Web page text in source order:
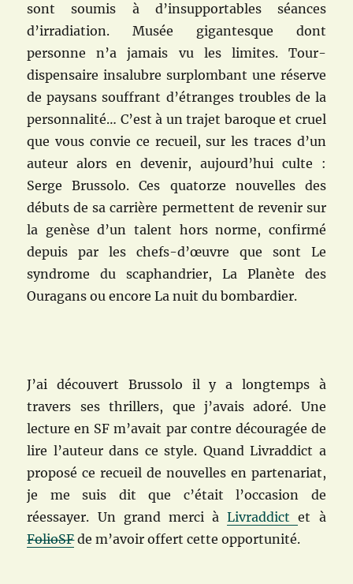
sont soumis à d’insupportables séances
d’irradiation. Musée gigantesque dont
personne n’a jamais vu les limites. Tour-
dispensaire insalubre surplombant une réserve
de paysans souffrant d’étranges troubles de la
personnalité… C’est à un trajet baroque et cruel
que vous convie ce recueil, sur les traces d’un
auteur alors en devenir, aujourd’hui culte :
Serge Brussolo. Ces quatorze nouvelles des
débuts de sa carrière permettent de revenir sur
la genèse d’un talent hors norme, confirmé
depuis par les chefs-d’œuvre que sont Le
syndrome du scaphandrier, La Planète des
Ouragans ou encore La nuit du bombardier.
J’ai découvert Brussolo il y a longtemps à
travers ses thrillers, que j’avais adoré. Une
lecture en SF m’avait par contre découragée de
lire l’auteur dans ce style. Quand Livraddict a
proposé ce recueil de nouvelles en partenariat,
je me suis dit que c’était l’occasion de
réessayer. Un grand merci àLivraddictet à
FolioSFde m’avoir offert cette opportunité.